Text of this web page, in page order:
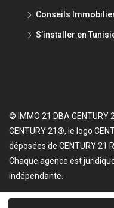
Conseils
S’installer en
© IMMO 21 DBA CENTURY
CENTURY 21®, le logo
déposées de CENTURY 21
Chaque agence est
indépendante.